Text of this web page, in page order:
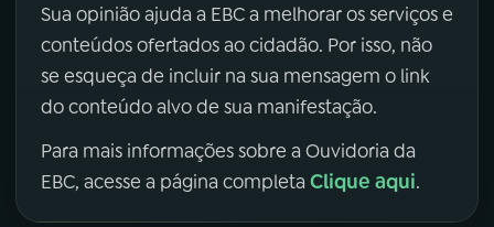
Sua opinião ajuda a EBC a melhorar os serviços e
conteúdos ofertados ao cidadão. Por isso, não
se esqueça de incluir na sua mensagem o link
do conteúdo alvo de sua manifestação.
Para mais informações sobre a Ouvidoria da
EBC, acesse a página completa Clique aqui.